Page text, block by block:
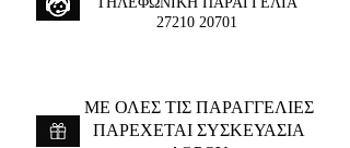
27210 20701
ME ΟΛΕΣ ΤΙΣ ΠΑΡΑΓΓΕΛΙΕΣ
ΠΑΡΕΧΕΤΑΙ ΣΥΣΚΕΥΑΣΙΑ